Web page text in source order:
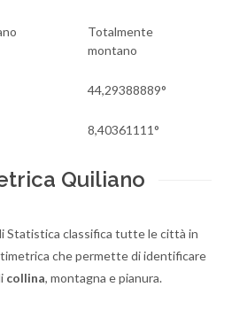
Totalmente
montano
44,29388889°
8,40361111°
Quiliano
Statistica classifica tutte le città in
che permette di identificare
collina, montagna e pianura.